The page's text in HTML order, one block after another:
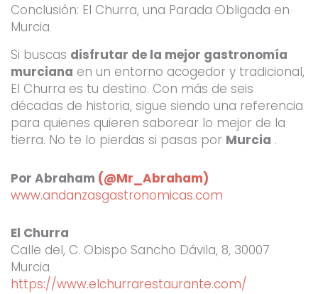
Conclusión: El Churra, una Parada Obligada en
Murcia
Si buscas disfrutar de la mejor gastronomía
murciana en un entorno acogedor y tradicional,
El Churra es tu destino. Con más de seis
décadas de historia, sigue siendo una referencia
para quienes quieren saborear lo mejor de la
tierra. No te lo pierdas si pasas por Murcia .
Por Abraham (@Mr_Abraham)
www.andanzasgastronomicas.com
El Churra
Calle del, C. Obispo Sancho Dávila, 8, 30007
Murcia
https://www.elchurrarestaurante.com/